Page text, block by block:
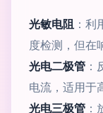
光敏电阻 ：
度检测，但在
光电二极管
电流，适用于
光电三极管